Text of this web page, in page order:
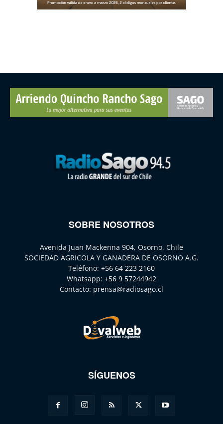
SOBRE NOSOTROS
Avenida Juan Mackenna 904, Osorno, Chile
SOCIEDAD AGRICOLA Y GANADERA DE OSORNO A.G.
Teléfono: +56 64 223 2160
Whatsapp: +56 9 57244942
Contacto: prensa@radiosago.cl
SÍGUENOS